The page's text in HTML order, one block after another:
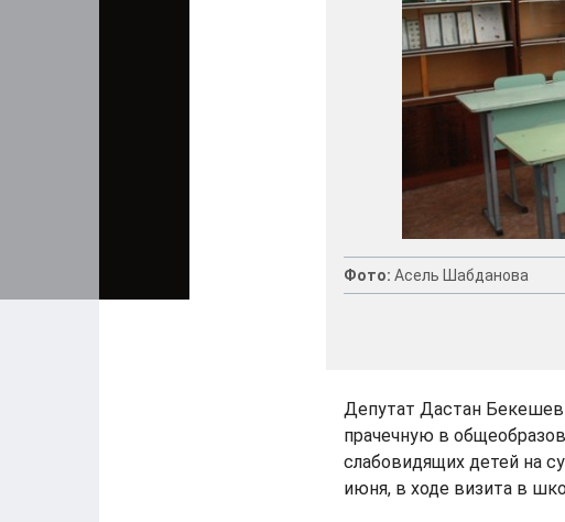
Фото: Асель Шабданова
Депутат Дастан Бекешев
прачечную в
слабовидящих детей на
июня, в ходе визита в